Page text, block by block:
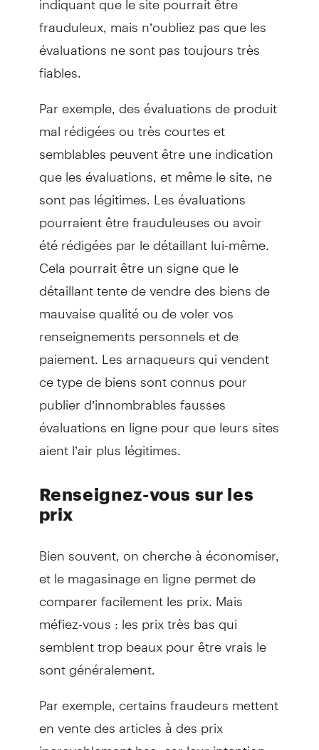
frauduleux, mais n’oubliez pas que les
évaluations ne sont pas toujours très
fiables.
Par exemple, des évaluations de produit
mal rédigées ou très courtes et
semblables peuvent être une indication
que les évaluations, et même le site, ne
sont pas légitimes. Les évaluations
pourraient être frauduleuses ou avoir
été rédigées par le détaillant lui-même.
Cela pourrait être un signe que le
détaillant tente de vendre des biens de
mauvaise qualité ou de voler vos
renseignements personnels et de
paiement. Les arnaqueurs qui vendent
ce type de biens sont connus pour
publier d’innombrables fausses
évaluations en ligne pour que leurs sites
aient l’air plus légitimes.
Renseignez-vous sur les
prix
Bien souvent, on cherche à économiser,
et le magasinage en ligne permet de
comparer facilement les prix. Mais
méfiez-vous : les prix très bas qui
semblent trop beaux pour être vrais le
sont généralement.
Par exemple, certains fraudeurs mettent
en vente des articles à des prix